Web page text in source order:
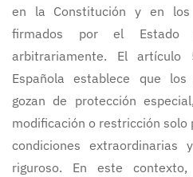
en la Constitución y en los
firmados por el Estado
arbitrariamente. El
Española establece que los
gozan de protección
modificación o restricción solo
condiciones
riguroso. En este